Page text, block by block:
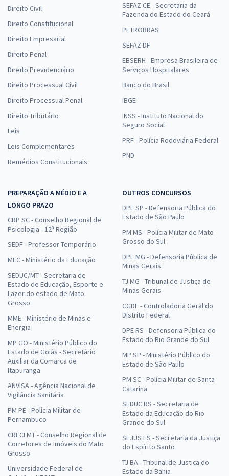
Direito Civil
Direito Constitucional
Direito Empresarial
Direito Penal
Direito Previdenciário
Direito Processual Civil
Direito Processual Penal
Direito Tributário
Leis
Leis Complementares
Remédios Constitucionais
SEFAZ CE - Secretaria da
Fazenda do Estado do Ceará
PETROBRAS
SEFAZ DF
EBSERH - Empresa Brasileira de
Serviços Hospitalares
Banco do Brasil
IBGE
INSS - Instituto Nacional do
Seguro Social
PRF - Polícia Rodoviária Federal
PND
PREPARAÇÃO A MÉDIO E A
LONGO PRAZO
CRP SC - Conselho Regional de
Psicologia - 12ª Região
SEDF - Professor Temporário
MEC - Ministério da Educação
SEDUC/MT - Secretaria de
Estado de Educação, Esporte e
Lazer do estado de Mato
Grosso
MME - Ministério de Minas e
Energia
MP GO - Ministério Público do
Estado de Goiás - Secretário
Auxiliar da Comarca de
Itapuranga
ANVISA - Agência Nacional de
Vigilância Sanitária
PM PE - Polícia Militar de
Pernambuco
CRECI MT - Conselho Regional de
Corretores de Imóveis do Mato
Grosso
Universidade Federal de
OUTROS CONCURSOS
DPE SP - Defensoria Pública do
Estado de São Paulo
PM MS - Polícia Militar de Mato
Grosso do Sul
DPE MG - Defensoria Pública de
Minas Gerais
TJ MG - Tribunal de Justiça de
Minas Gerais
CGDF - Controladoria Geral do
Distrito Federal
DPE RS - Defensoria Pública do
Estado do Rio Grande do Sul
MP SP - Ministério Público do
Estado de São Paulo
PM SC - Polícia Militar de Santa
Catarina
SEDUC RS - Secretaria de
Estado da Educação do Rio
Grande do Sul
SEJUS ES - Secretaria da Justiça
do Espírito Santo
TJ BA - Tribunal de Justiça do
Estado da Bahia